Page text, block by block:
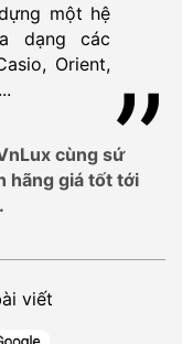
một hệ
dạng các
Orient,
cùng sứ
hãng giá tốt tới
viết